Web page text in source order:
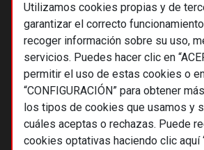
Utilizamos cookies propias y de
garantizar el correcto
recoger información sobre su uso,
servicios. Puedes hacer clic en
permitir el uso de estas cookies o
“CONFIGURACIÓN” para obtener
los tipos de cookies que usamos y
cuáles aceptas o rechazas. Puede
cookies optativas haciendo clic aquí